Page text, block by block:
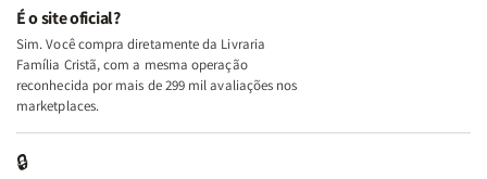
e
Deus
+
A
Mulher
+
A
É o site oficial?
Sim. Você compra diretamente da Livraria
Família Cristã, com a mesma operação
reconhecida por mais de 299 mil avaliações nos
marketplaces.
🔒